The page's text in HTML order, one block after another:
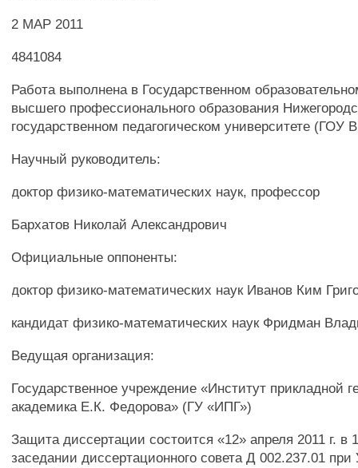
2 МАР 2011
4841084
Работа выполнена в Государственном
высшего профессионального образования
государственном педагогическом университете
Научный руководитель:
доктор физико-математических наук, профессор
Бархатов Николай Александрович
Официальные оппоненты:
доктор физико-математических наук Иванов Ким
кандидат физико-математических наук Фридман
Ведущая организация:
Государственное учреждение «Институт прикладной
академика Е.К. Федорова» (ГУ «ИПГ»)
Защита диссертации состоится «12» апреля 2011 г. в
заседании диссертационного совета Д 002.237.01